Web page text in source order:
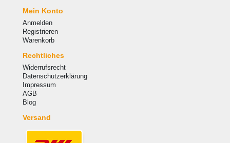
Mein Konto
Anmelden
Registrieren
Warenkorb
Rechtliches
Widerrufsrecht
Datenschutzerklärung
Impressum
AGB
Blog
Versand